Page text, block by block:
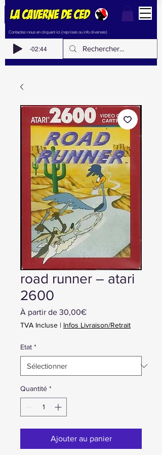
Contactez-nous en cliquant ici (reprises ou info diverses)
-02:44
road runner – atari
2600
À partir de 30,00€Prix
TVA Incluse | Infos Livraison/Retrait
Etat *
Quantité *
Ajouter au panier